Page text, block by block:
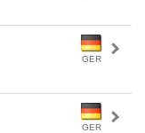
GER
GER